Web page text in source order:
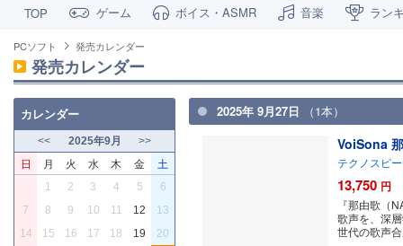
TOP ゲーム ボイス・ASMR 音楽 ラン
PCソフト 発売カレンダー
発売カレンダー
2025年 9月27日 （1本）
VoiSona
テクノスピ
13,750 円
『那由歌（
歌声を、深
世代の歌声
カレンダー
<< 2025年9月 >>
日 月 火 水 木 金 土
1 2 3 4 5
6
7
8 9 10 11 12
13
14
15 16 17 18 19
20